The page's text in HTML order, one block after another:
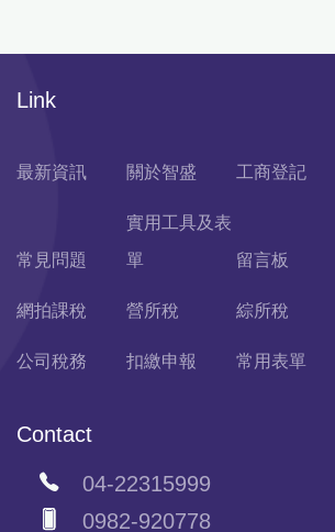
Link
最新資訊 關於智盛 工商登記
常見問題
實用工具及表
單
留言板
網拍課稅 營所稅 綜所稅
公司稅務 扣繳申報 常用表單
Contact
04-22315999
0982-920778